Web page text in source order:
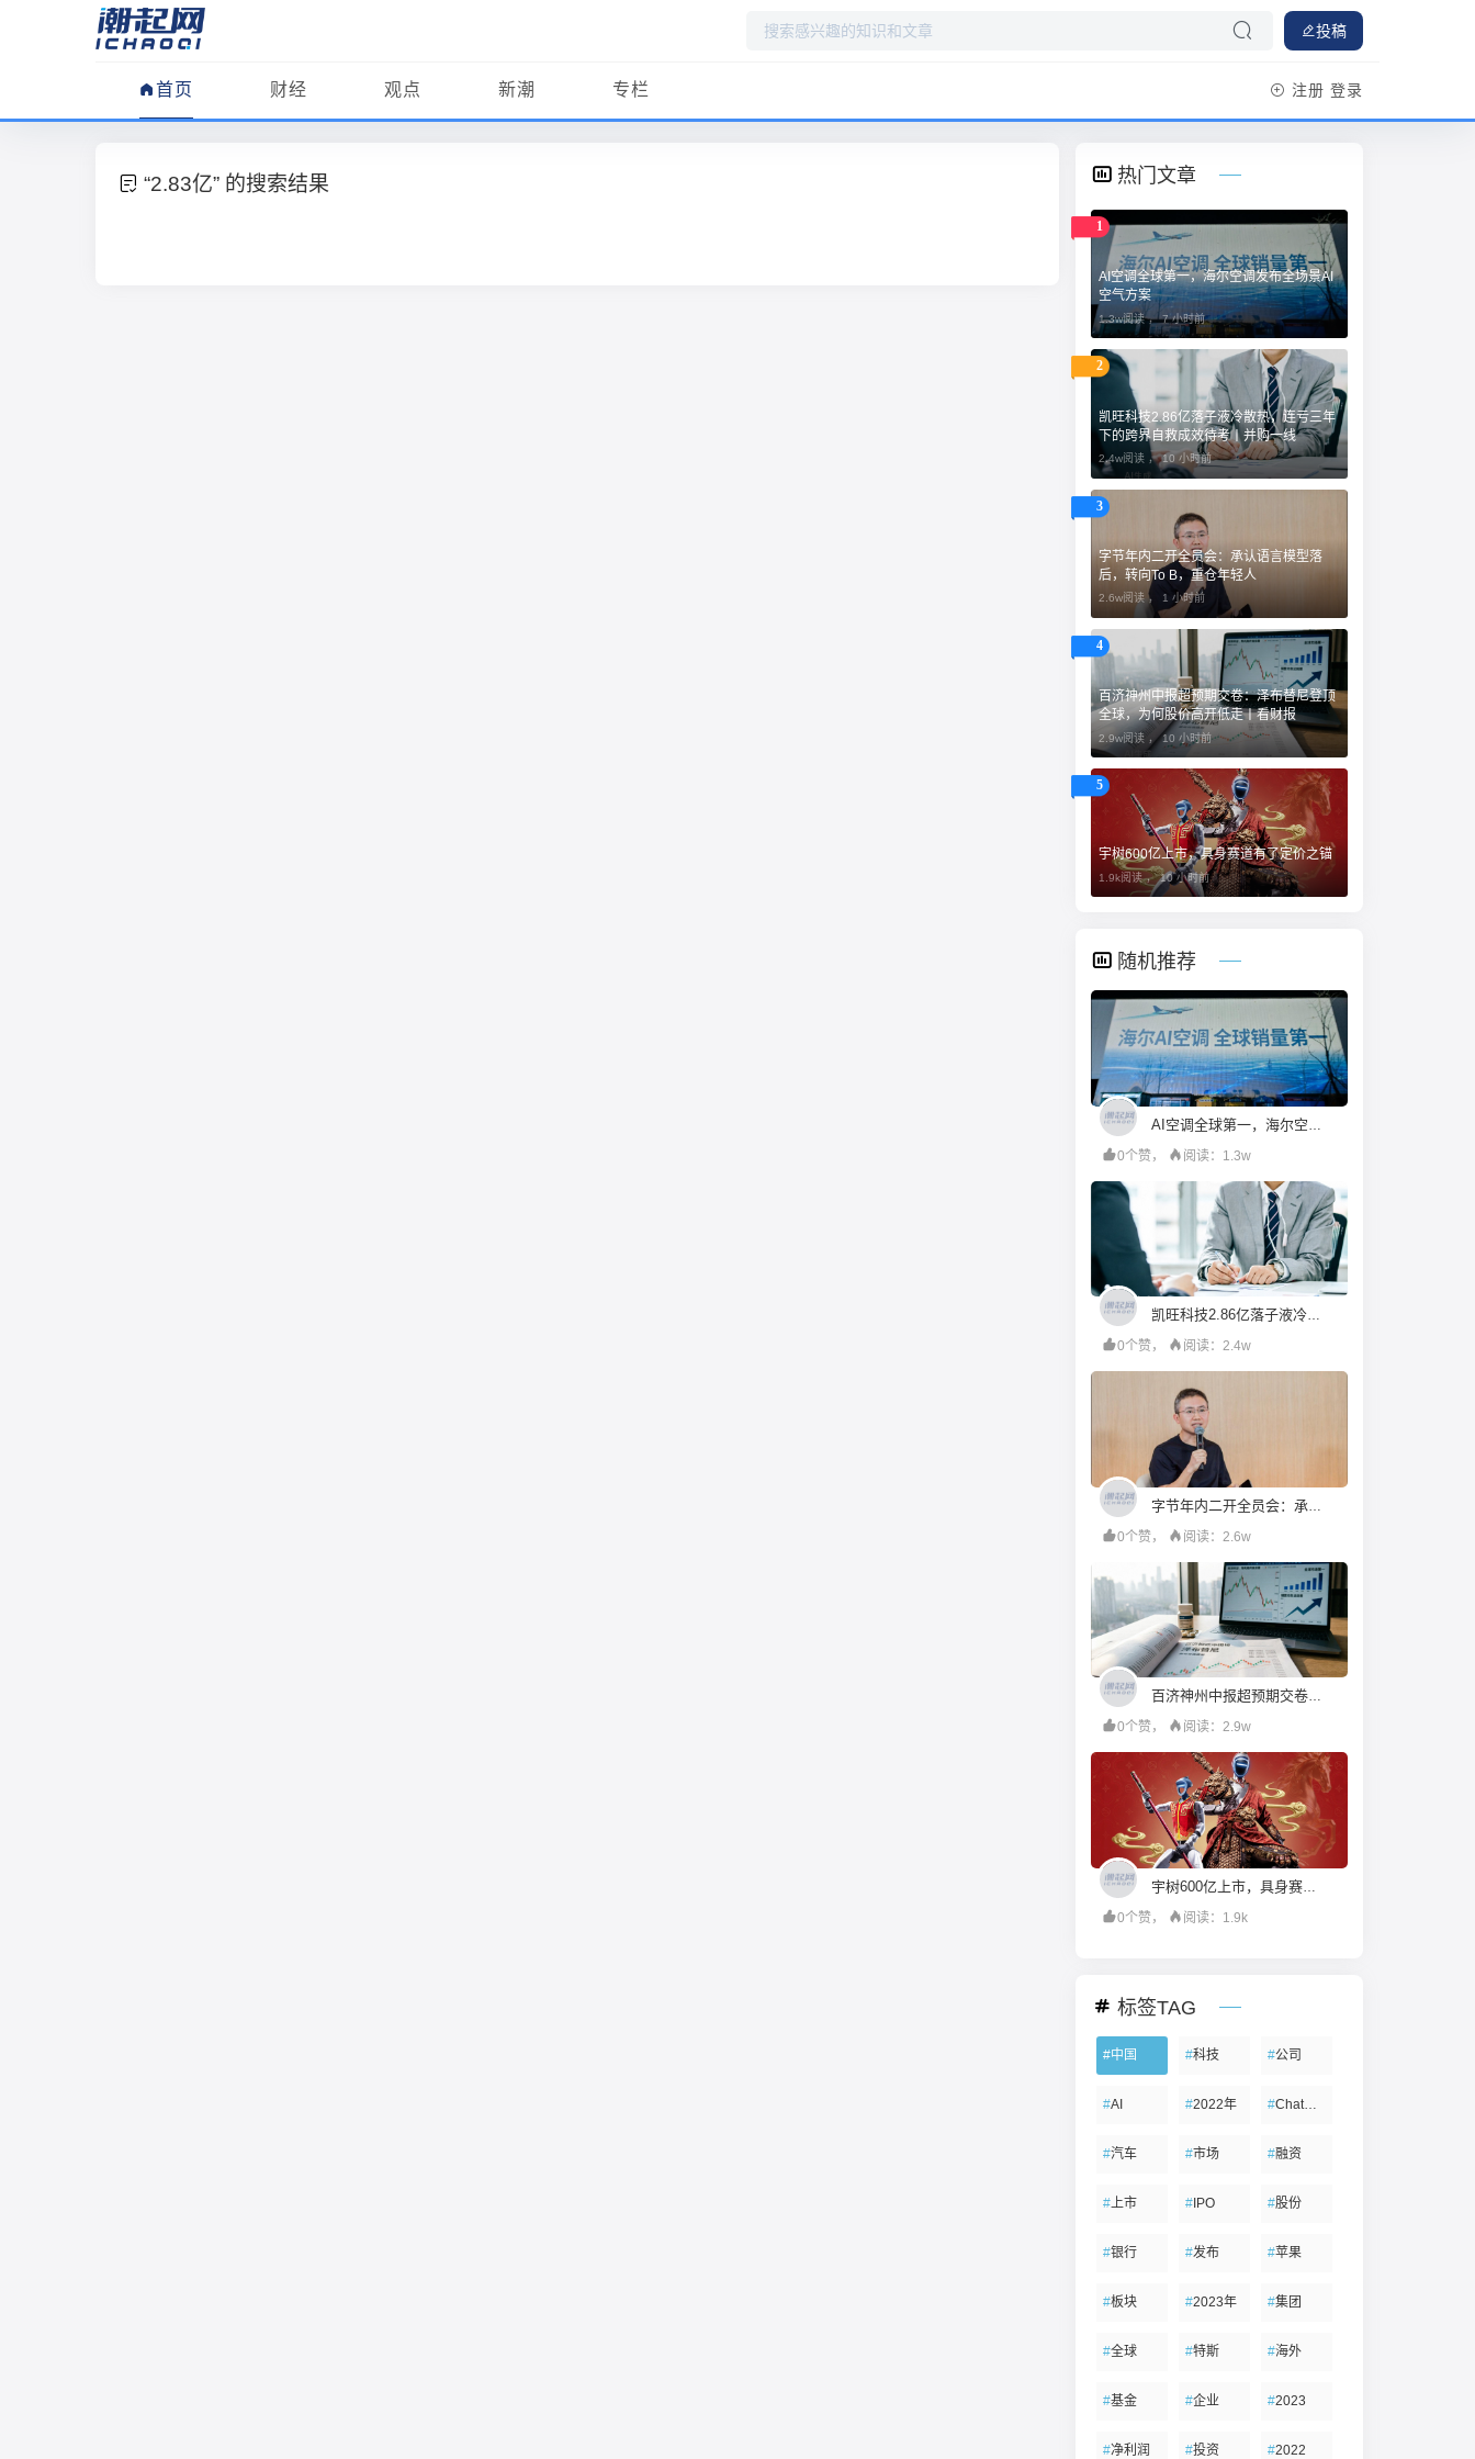
投稿
首页 财经 观点 新潮 专栏 注册 登录
“2.83亿” 的搜索结果 热门文章
1
AI空调全球第一，海尔空调发布全场景AI
空气方案
1.3w阅读 ，7 小时前
2
凯旺科技2.86亿落子液冷散热，连亏三年
下的跨界自救成效待考丨并购一线
2.4w阅读 ，10 小时前
3
字节年内二开全员会：承认语言模型落
后，转向To B，重仓年轻人
2.6w阅读 ， 1 小时前
4
百济神州中报超预期交卷：泽布替尼登顶
全球，为何股价高开低走丨看财报
2.9w阅读 ，10 小时前
5
宇树600亿上市，具身赛道有了定价之锚
1.9k阅读 ，10 小时前
随机推荐
0个赞，
阅读：1.3w
凯旺科技2.86亿落子液冷散热，连亏三年下的跨界自救成效待考丨并购一线
0个赞，
阅读：2.4w
0个赞，
阅读：2.6w
百济神州中报超预期交卷：泽布替尼登顶全球，为何股价高开低走丨看财报
0个赞，
阅读：2.9w
宇树600亿上市，具身赛道有了定价之锚
0个赞，
阅读：1.9k
标签TAG
#中国 #科技 #公司
#AI #2022年 #ChatGPT
#汽车 #市场 #融资
#上市 #IPO #股份
#银行 #发布 #苹果
#板块 #2023年 #集团
#全球 #特斯 #海外
#基金 #企业 #2023
#净利润 #投资 #2022